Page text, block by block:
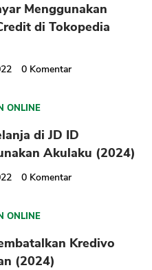
Menggunakan
di Tokopedia
0 Komentar
ONLINE
di JD ID
Akulaku (2024)
0 Komentar
ONLINE
Kredivo
(2024)